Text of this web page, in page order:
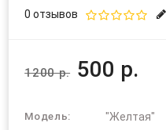
0 отзывов
1200 р. 500 р.
Модель: "Желтая"